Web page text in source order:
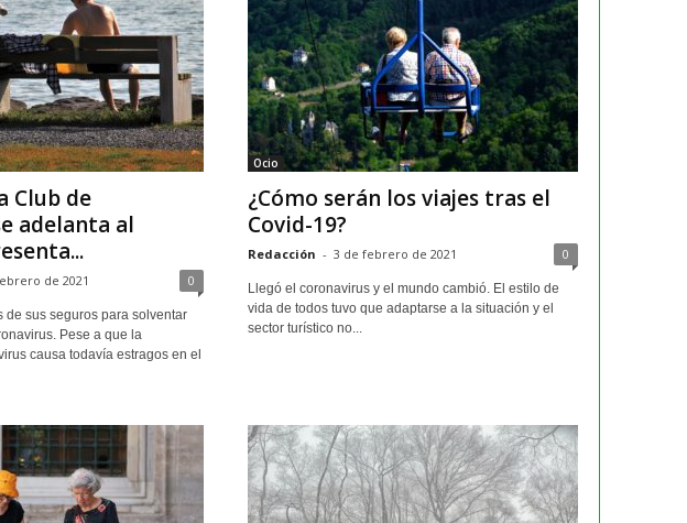
Club de
adelanta al
de 2021 0
de sus seguros para solventar
Pese a que la
causa todavía estragos en el
Ocio
¿Cómo serán los viajes tras el
Covid-19?
Redacción - 3 de febrero de 2021 0
Llegó el coronavirus y el mundo cambió. El estilo de
vida de todos tuvo que adaptarse a la situación y el
sector turístico no...